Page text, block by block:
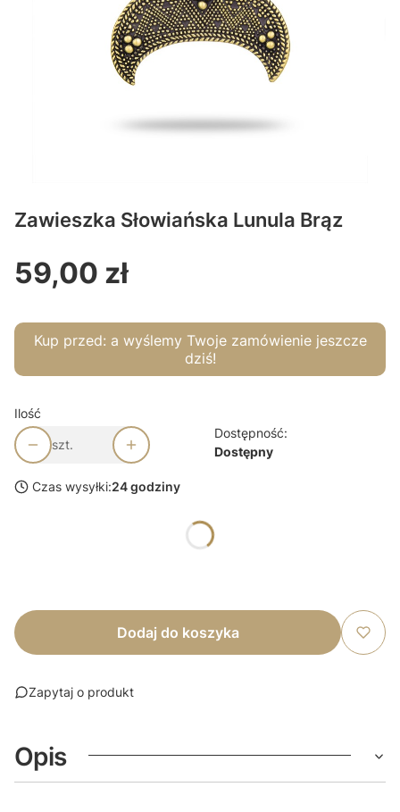
Zawieszka Słowiańska Lunula Brąz
Cena
59,00 zł
Kup przed: a wyślemy Twoje zamówienie jeszcze
dziś!
Ilość
szt.
Dostępność:
Dostępny
Czas wysyłki:24 godziny
Wybierz wariant produktu:
Dodaj do koszyka
Zapytaj o produkt
Opis